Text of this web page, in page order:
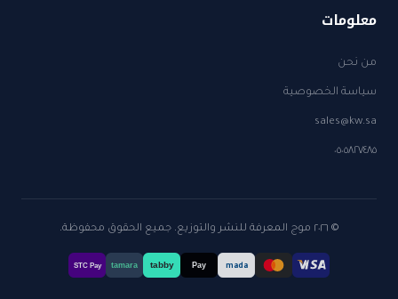
معلومات
من نحن
سياسة الخصوصية
sales@kw.sa
٠٥٠٥٨٢٧٤٨٥
© ٢٠٢٦ موج المعرفة للنشر والتوزيع. جميع الحقوق محفوظة.
mada
Pay
tabby
tamara
STC Pay